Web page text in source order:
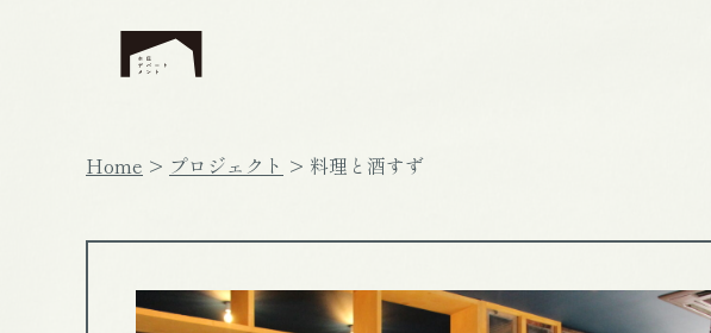
Home プロジェクト 料理と酒すず